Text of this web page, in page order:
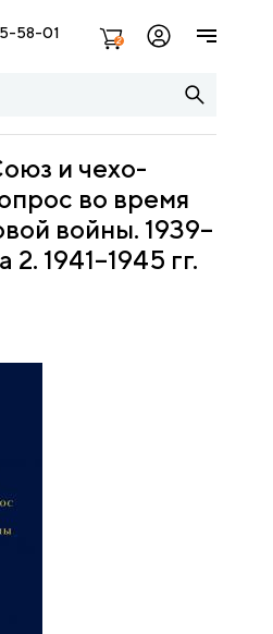
58-01 2
и чехо-
во время
войны. 1939–
2. 1941–1945 гг.